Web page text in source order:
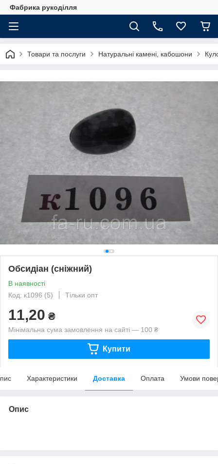
Фабрика рукоділля
Товари та послуги Натуральні камені, кабошони
Обсидіан (сніжний)
В наявності
Код: к1096 (5)
Тільки опт
11,20 ₴
Мінімальна сума замовлення на сайті — 100 ₴
Купити
Характеристики Доставка Оплата Умови
Опис